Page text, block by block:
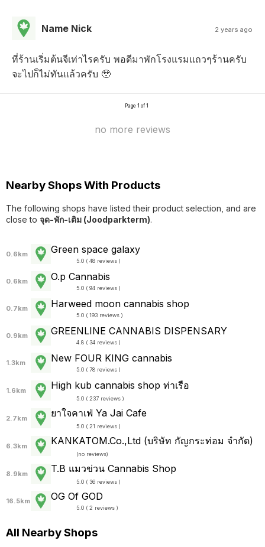
Name Nick 2 years ago
ที่ร้านเริ่มต้นจีเท่าไรครับ พอดีมาพักโรงแรมแถวๆร้านครับ
จะไปก็ไม่ทันแล้วครับ 🥹
Page 1 of 1
no more reviews
Nearby Shops With Products
The following shops have listed their product selection, and are
close to จุด-พัก-เติม (Joodparkterm).
0.6km Green space galaxy
5.0 ( 48 reviews )
0.6km O.p Cannabis
5.0 ( 94 reviews )
0.7km Harweed moon cannabis shop
5.0 ( 193 reviews )
0.9km GREENLINE CANNABIS DISPENSARY
4.8 ( 34 reviews )
1.3km New FOUR KING cannabis
5.0 ( 78 reviews )
1.6km High kub cannabis shop ท่าเรือ
5.0 ( 237 reviews )
2.7km ยาใจคาเฟ่ Ya Jai Cafe
5.0 ( 21 reviews )
6.3km KANKATOM.Co.,Ltd (บริษัท กัญกระท่อม จำกัด)
(no reviews)
8.9km T.B แมวข่วน Cannabis Shop
5.0 ( 36 reviews )
16.5km OG Of GOD
5.0 ( 2 reviews )
All Nearby Shops